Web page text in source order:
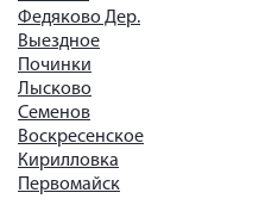
Федяково Дер.
Выездное
Починки
Лысково
Семенов
Воскресенское
Кирилловка
Первомайск